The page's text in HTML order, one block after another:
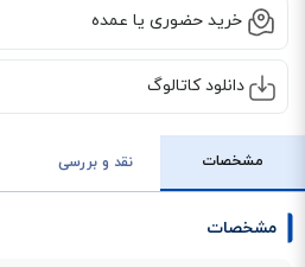
خرید حضوری یا عمده
دانلود کاتالوگ
مشخصات نقد و بررسی
مشخصات